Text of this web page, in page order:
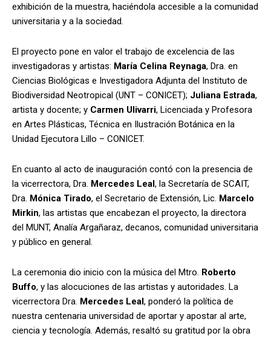
exhibición de la muestra, haciéndola accesible a la comunidad
universitaria y a la sociedad.
El proyecto pone en valor el trabajo de excelencia de las
investigadoras y artistas: María Celina Reynaga, Dra. en
Ciencias Biológicas e Investigadora Adjunta del Instituto de
Biodiversidad Neotropical (UNT – CONICET); Juliana Estrada,
artista y docente; y Carmen Ulivarri, Licenciada y Profesora
en Artes Plásticas, Técnica en Ilustración Botánica en la
Unidad Ejecutora Lillo – CONICET.
En cuanto al acto de inauguración contó con la presencia de
la vicerrectora, Dra. Mercedes Leal, la Secretaría de SCAIT,
Dra. Mónica Tirado, el Secretario de Extensión, Lic. Marcelo
Mirkin, las artistas que encabezan el proyecto, la directora
del MUNT, Analía Argañaraz, decanos, comunidad universitaria
y público en general.
La ceremonia dio inicio con la música del Mtro. Roberto
Buffo, y las alocuciones de las artistas y autoridades. La
vicerrectora Dra. Mercedes Leal, ponderó la política de
nuestra centenaria universidad de aportar y apostar al arte,
ciencia y tecnología. Además, resaltó su gratitud por la obra